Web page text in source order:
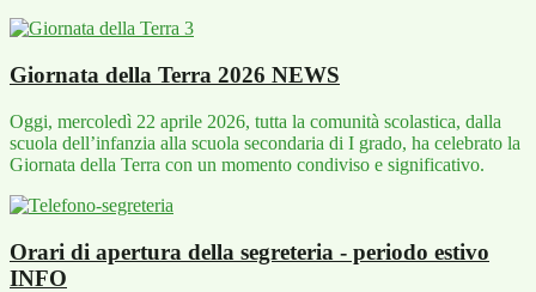
Giornata della Terra 2026 NEWS
Oggi, mercoledì 22 aprile 2026, tutta la comunità scolastica, dalla
scuola dell’infanzia alla scuola secondaria di I grado, ha celebrato la
Giornata della Terra con un momento condiviso e significativo.
Orari di apertura della segreteria - periodo estivo
INFO